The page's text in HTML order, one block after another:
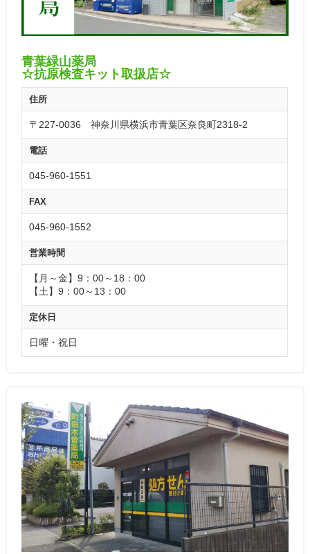
青葉緑山薬局
☆抗原検査キット取扱店☆
住所
〒227-0036 神奈川県横浜市青葉区奈良町2318-2
電話
045-960-1551
FAX
045-960-1552
営業時間
【月～金】9：00～18：00
【土】9：00～13：00
定休日
日曜・祝日